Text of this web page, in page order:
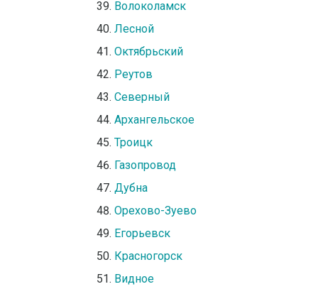
Волоколамск
Лесной
Октябрьский
Реутов
Северный
Архангельское
Троицк
Газопровод
Дубна
Орехово-Зуево
Егорьевск
Красногорск
Видное